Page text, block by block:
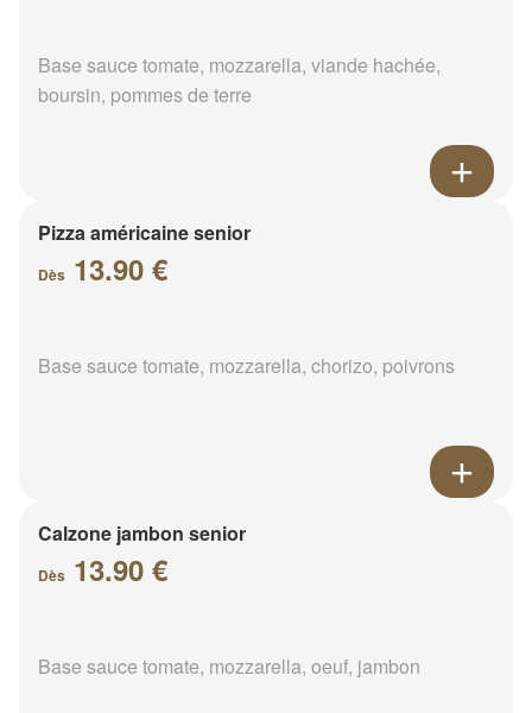
Base sauce tomate, mozzarella, viande hachée,
boursin, pommes de terre
Pizza américaine senior
Dès 13.90 €
Base sauce tomate, mozzarella, chorizo, poivrons
Calzone jambon senior
Dès 13.90 €
Base sauce tomate, mozzarella, oeuf, jambon